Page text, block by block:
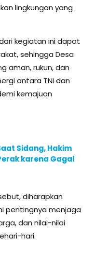
lingkungan yang
kegiatan ini dapat
sehingga Desa
aman, rukun, dan
antara TNI dan
kemajuan
Sidang, Hakim
karena Gagal
diharapkan
pentingnya menjaga
dan nilai-nilai
hari.